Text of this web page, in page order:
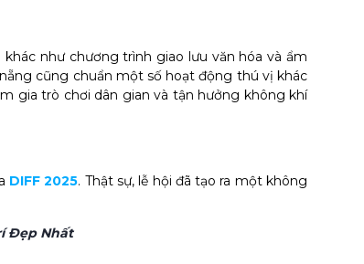
như chương trình giao lưu văn hóa và ẩm
cũng chuẩn một số hoạt động thú vị khác
gia trò chơi dân gian và tận hưởng không khí
DIFF 2025. Thật sự, lễ hội đã tạo ra một không
Đẹp Nhất